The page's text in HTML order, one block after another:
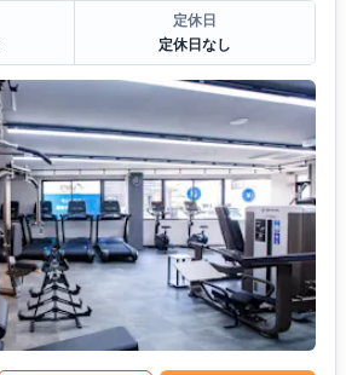
定休日
定休日なし